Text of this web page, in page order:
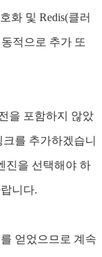
화 및 Redis(클러
적으로 추가 또
을 포함하지 않았
를 추가하겠습니
진을 선택해야 하
니다.
얻었으므로 계속